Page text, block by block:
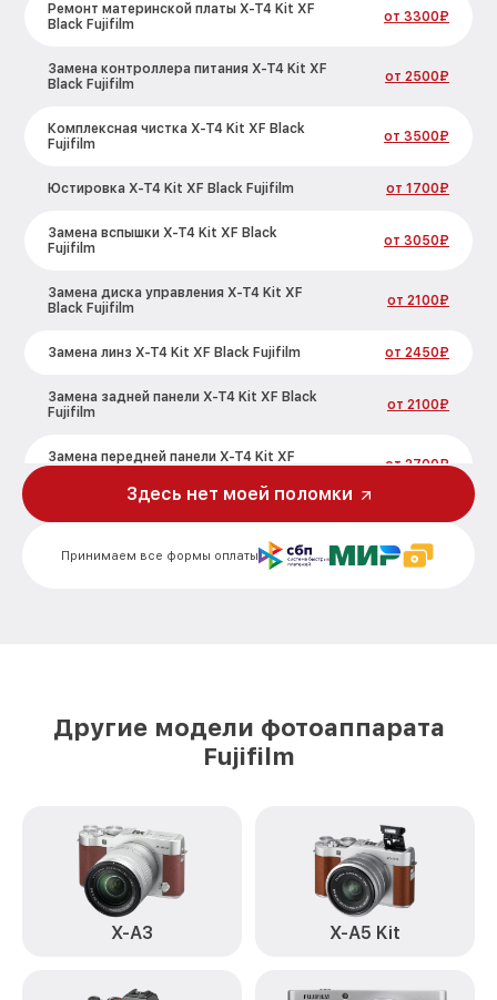
Ремонт материнской платы X-T4 Kit XF
Black Fujifilm
от 3300₽
Замена контроллера питания X-T4 Kit XF
Black Fujifilm
от 2500₽
Комплексная чистка X-T4 Kit XF Black
Fujifilm
от 3500₽
Юстировка X-T4 Kit XF Black Fujifilm от 1700₽
Замена вспышки X-T4 Kit XF Black
Fujifilm
от 3050₽
Замена диска управления X-T4 Kit XF
Black Fujifilm
от 2100₽
Замена линз X-T4 Kit XF Black Fujifilm от 2450₽
Замена задней панели X-T4 Kit XF Black
Fujifilm
от 2100₽
Замена передней панели X-T4 Kit XF
от 2700₽
от 2850₽
Замена CCD/CMOS матрицы X-T4 Kit XF
Замена материнской платы X-T4 Kit XF
Black Fujifilm
от 3300₽
Замена платы отсека карты памяти X-T4
Kit XF Black Fujifilm
от 3800₽
Fujifilm
Принимаем все формы оплаты
Здесь нет моей поломки
Другие модели фотоаппарата
Fujifilm
X-A3 X-A5 Kit